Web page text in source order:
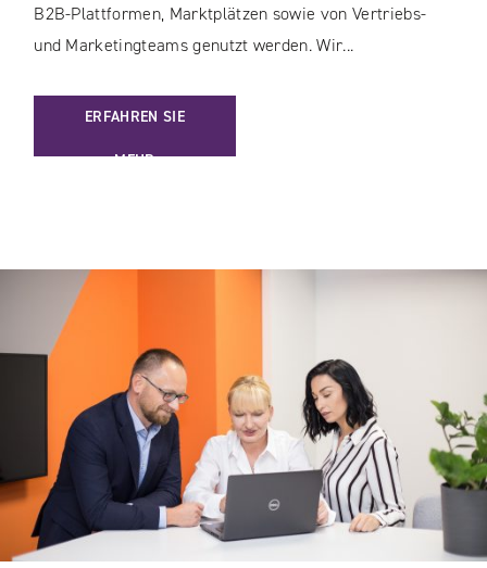
B2B-Plattformen, Marktplätzen sowie von Vertriebs-
und Marketingteams genutzt werden. Wir...
ERFAHREN SIE
MEHR
: PIM-AUDIT – MEHR UMSATZ DURCH BESSERE